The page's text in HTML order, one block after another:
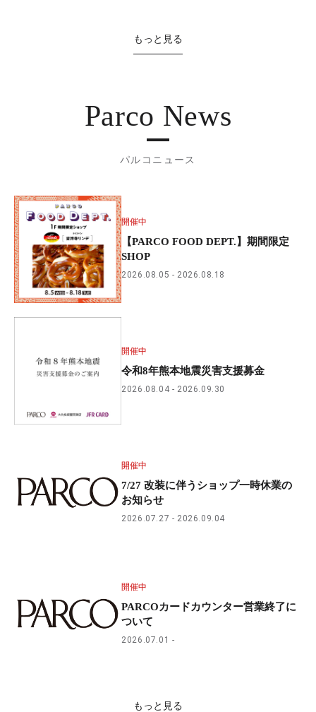
もっと見る
Parco News
パルコニュース
開催中
【PARCO FOOD DEPT.】期間限定
SHOP
2026.08.05 2026.08.18
開催中
令和8年熊本地震災害支援募金
2026.08.04 2026.09.30
開催中
7/27 改装に伴うショップ一時休業の
お知らせ
2026.07.27 2026.09.04
開催中
PARCOカードカウンター営業終了に
ついて
2026.07.01
もっと見る